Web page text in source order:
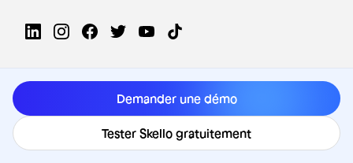
Demander une démo
Tester Skello gratuitement
Solutions et services
Planification des équipes